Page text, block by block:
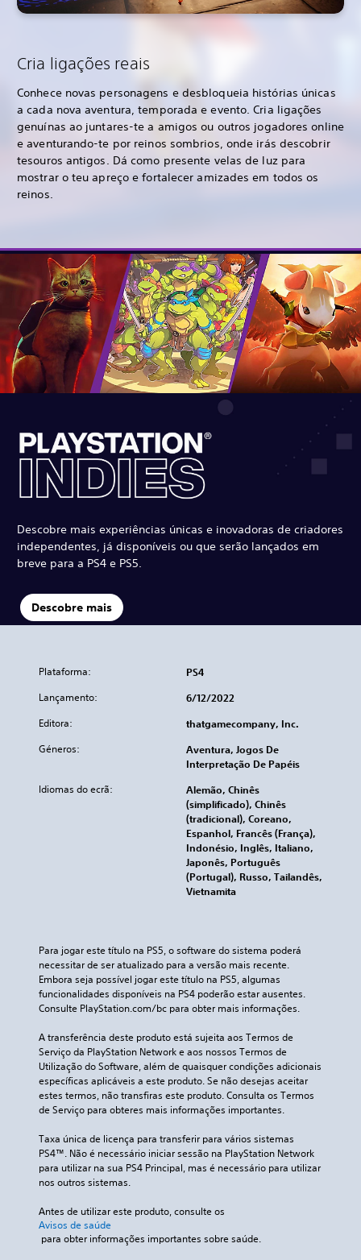
Cria ligações reais
Conhece novas personagens e desbloqueia histórias únicas
a cada nova aventura, temporada e evento. Cria ligações
genuínas ao juntares-te a amigos ou outros jogadores online
e aventurando-te por reinos sombrios, onde irás descobrir
tesouros antigos. Dá como presente velas de luz para
mostrar o teu apreço e fortalecer amizades em todos os
reinos.
Descobre mais experiências únicas e inovadoras de criadores
independentes, já disponíveis ou que serão lançados em
breve para a PS4 e PS5.
Descobre mais
Plataforma: PS4
Lançamento: 6/12/2022
Editora: thatgamecompany, Inc.
Géneros:
Aventura, Jogos De
Interpretação De Papéis
Idiomas do ecrã:
Alemão, Chinês
(simplificado), Chinês
(tradicional), Coreano,
Espanhol, Francês (França),
Indonésio, Inglês, Italiano,
Japonês, Português
(Portugal), Russo, Tailandês,
Vietnamita
Para jogar este título na PS5, o software do sistema poderá
necessitar de ser atualizado para a versão mais recente.
Embora seja possível jogar este título na PS5, algumas
funcionalidades disponíveis na PS4 poderão estar ausentes.
Consulte PlayStation.com/bc para obter mais informações.
A transferência deste produto está sujeita aos Termos de
Serviço da PlayStation Network e aos nossos Termos de
Utilização do Software, além de quaisquer condições adicionais
específicas aplicáveis a este produto. Se não desejas aceitar
estes termos, não transfiras este produto. Consulta os Termos
de Serviço para obteres mais informações importantes.
Taxa única de licença para transferir para vários sistemas
PS4™. Não é necessário iniciar sessão na PlayStation Network
para utilizar na sua PS4 Principal, mas é necessário para utilizar
nos outros sistemas.
Antes de utilizar este produto, consulte os
Avisos de saúde
para obter informações importantes sobre saúde.